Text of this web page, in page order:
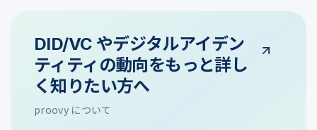
DID/VC やデジタルアイデン
ティティの動向をもっと詳し
く知りたい方へ
proovy について